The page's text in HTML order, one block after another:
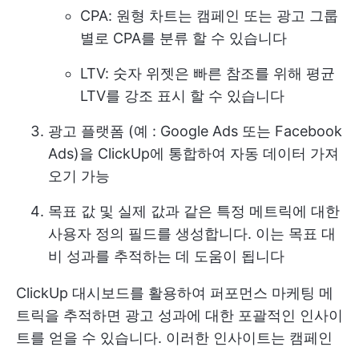
CPA: 원형 차트는 캠페인 또는 광고 그룹
별로 CPA를 분류 할 수 있습니다
LTV: 숫자 위젯은 빠른 참조를 위해 평균
LTV를 강조 표시 할 수 있습니다
광고 플랫폼 (예 : Google Ads 또는 Facebook
Ads)을 ClickUp에 통합하여 자동 데이터 가져
오기 가능
목표 값 및 실제 값과 같은 특정 메트릭에 대한
사용자 정의 필드를 생성합니다. 이는 목표 대
비 성과를 추적하는 데 도움이 됩니다
ClickUp 대시보드를 활용하여 퍼포먼스 마케팅 메
트릭을 추적하면 광고 성과에 대한 포괄적인 인사이
트를 얻을 수 있습니다. 이러한 인사이트는 캠페인